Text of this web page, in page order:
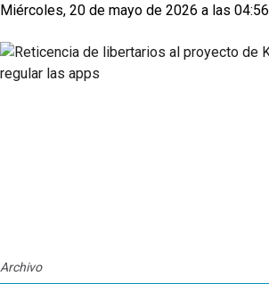
Miércoles, 20 de mayo de 2026 a las 04:56
Archivo